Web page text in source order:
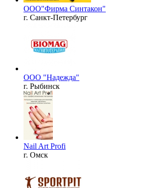
ООО"Фирма Синтакон"
г. Санкт-Петербург
ООО "Надежда"
г. Рыбинск
Nail Art Profi
г. Омск